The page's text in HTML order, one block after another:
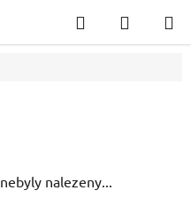
Hledat
KOŠÍK
nebyly nalezeny...